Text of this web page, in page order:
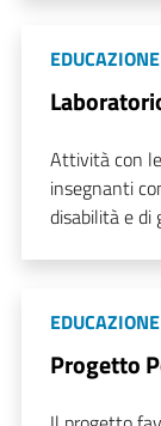
Attività con
insegnanti
disabilità e di
Progetto